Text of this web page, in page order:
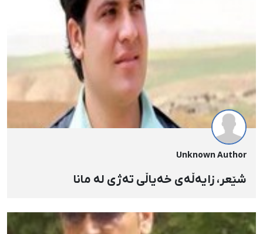
Unknown Author
شێعر، زایەڵەی خەیاڵی تەژی لە مانا